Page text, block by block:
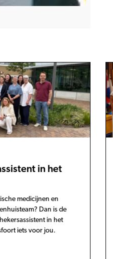
in het
medicijnen en
Dan is de
in het
iets voor jou.